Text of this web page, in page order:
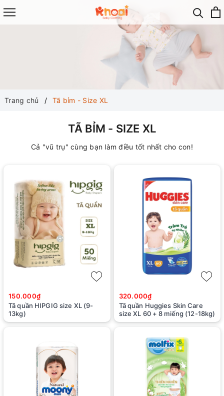
Trang chủ Tã bỉm - Size XL
TÃ BỈM - SIZE XL
Cả "vũ trụ" cùng bạn làm điều tốt nhất cho con!
150.000₫
Tã quần HIPGIG size XL (9-
13kg)
320.000₫
Tã quần Huggies Skin Care
size XL 60 + 8 miếng (12-18kg)